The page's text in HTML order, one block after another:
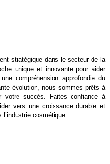
stratégique dans le secteur de la
unique et innovante pour aider
compréhension approfondie du
évolution, nous sommes prêts à
votre succès. Faites confiance à
vers une croissance durable et
cosmétique.